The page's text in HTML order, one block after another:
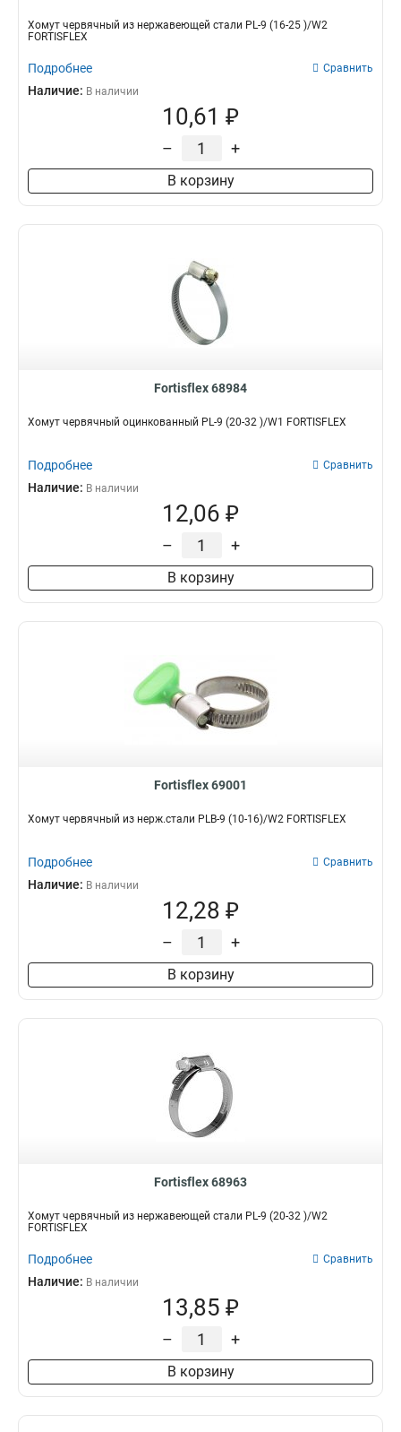
Хомут червячный из нержавеющей стали PL-9 (16-25 )/W2
FORTISFLEX
Подробнее Сравнить
Наличие: В наличии
10,61 ₽
– +
В корзину
Fortisflex 68984
Хомут червячный оцинкованный PL-9 (20-32 )/W1 FORTISFLEX
Подробнее Сравнить
Наличие: В наличии
12,06 ₽
– +
В корзину
Fortisflex 69001
Хомут червячный из нерж.стали PLB-9 (10-16)/W2 FORTISFLEX
Подробнее Сравнить
Наличие: В наличии
12,28 ₽
– +
В корзину
Fortisflex 68963
Хомут червячный из нержавеющей стали PL-9 (20-32 )/W2
FORTISFLEX
Подробнее Сравнить
Наличие: В наличии
13,85 ₽
– +
В корзину